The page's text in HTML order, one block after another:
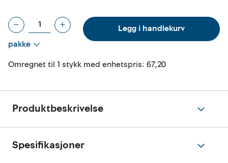
pakke
Legg i handlekurv
Omregnet til 1 stykk med enhetspris: 67,20
Produktbeskrivelse
Spesifikasjoner